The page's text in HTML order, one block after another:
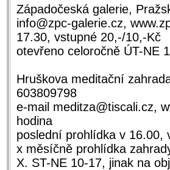
Západočeská galerie,
info@zpc-galerie.cz,
17.30, vstupné 20,-/10,-Kč
otevřeno celoročně ÚT-NE
Hruškova meditační
603809798
e-mail meditza@tiscali.cz,
hodina
poslední prohlídka v 16.00,
x měsíčně prohlídka
X. ST-NE 10-17, jinak na